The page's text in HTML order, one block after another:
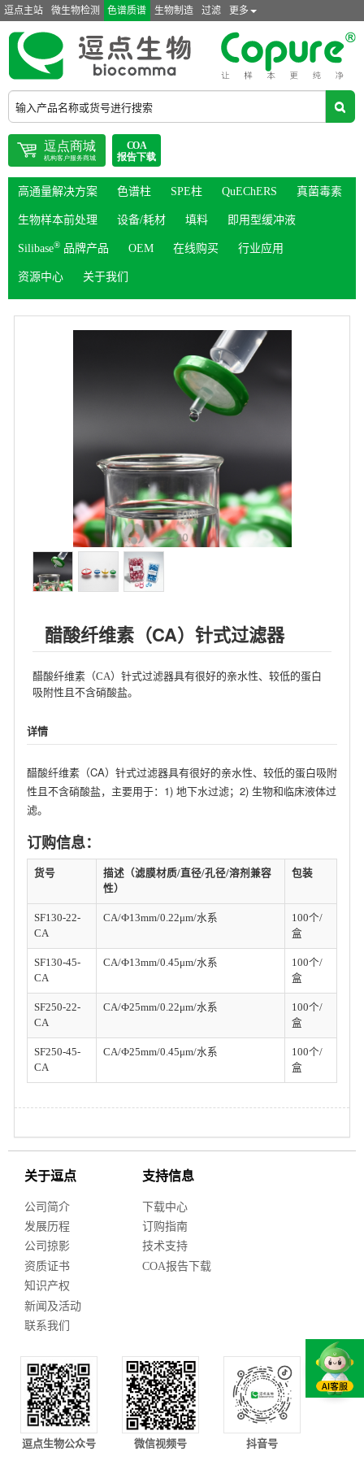
逗点主站 微生物检测 色谱质谱 生物制造 过滤 更多
高通量解决方案 色谱柱 SPE柱 QuEChERS 真菌毒素
生物样本前处理 设备/耗材 填料 即用型缓冲液
Silibase®品牌产品 OEM 在线购买 行业应用
资源中心 关于我们
醋酸纤维素（CA）针式过滤器
醋酸纤维素（CA）针式过滤器具有很好的亲水性、较低的蛋白
吸附性且不含硝酸盐。
详情
醋酸纤维素（CA）针式过滤器具有很好的亲水性、较低的蛋白吸附
性且不含硝酸盐，主要用于：1) 地下水过滤；2) 生物和临床液体过
滤。
订购信息：
货号
描述（滤膜材质/直径/孔径/溶剂兼容
性）
包装
SF130-22-
CA
CA/Ф13mm/0.22μm/水系
100个/
盒
SF130-45-
CA
CA/Ф13mm/0.45μm/水系
100个/
盒
SF250-22-
CA
CA/Ф25mm/0.22μm/水系
100个/
盒
SF250-45-
CA
CA/Ф25mm/0.45μm/水系
100个/
盒
关于逗点
公司简介
发展历程
公司掠影
资质证书
知识产权
新闻及活动
联系我们
支持信息
下载中心
订购指南
技术支持
COA报告下载
逗点生物公众号 微信视频号 抖音号